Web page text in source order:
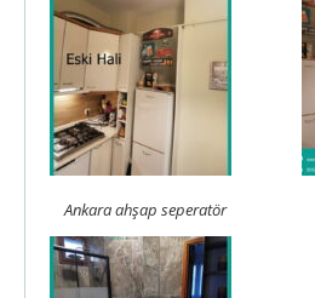
Ankara ahşap seperatör